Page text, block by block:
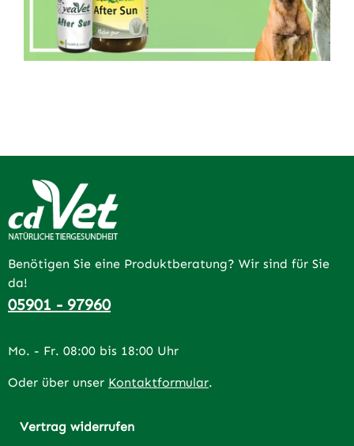
Benötigen Sie eine Produktberatung? Wir sind für Sie
da!
05901 - 97960
Mo. - Fr. 08:00 bis 18:00 Uhr
Oder über unser Kontaktformular.
Vertrag widerrufen